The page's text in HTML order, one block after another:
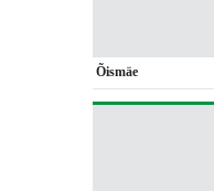
Õismäe